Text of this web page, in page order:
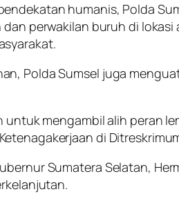
humanis, Polda
perwakilan buruh di
Polda Sumsel juga
untuk mengambil alih peran
di
Sumatera Selatan,